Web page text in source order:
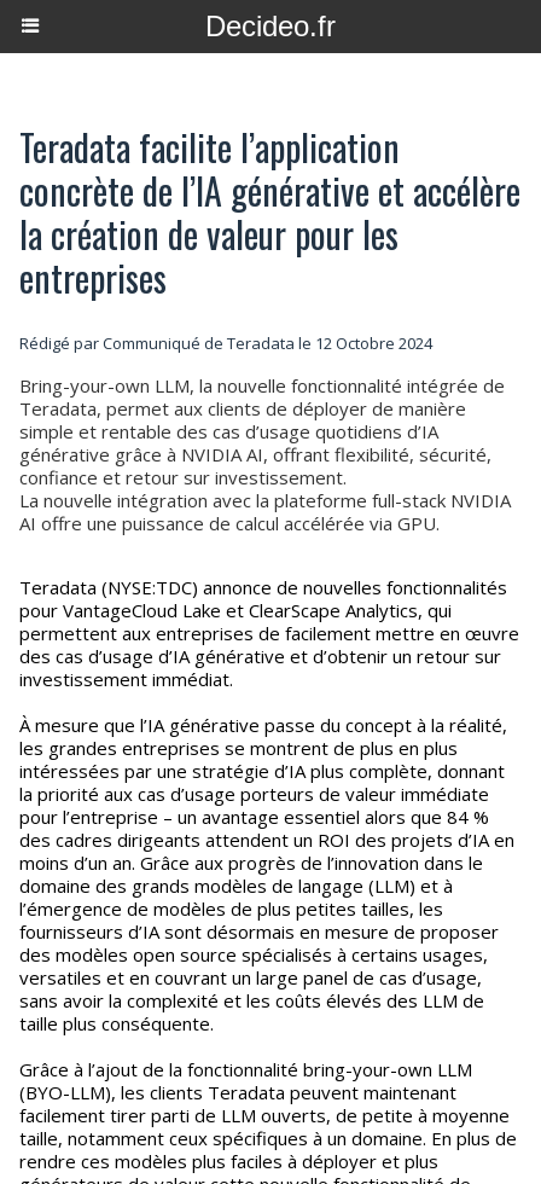
Decideo.fr
Teradata facilite l’application
concrète de l’IA générative et accélère
la création de valeur pour les
entreprises
Rédigé par Communiqué de Teradata le 12 Octobre 2024
Bring-your-own LLM, la nouvelle fonctionnalité intégrée de
Teradata, permet aux clients de déployer de manière
simple et rentable des cas d’usage quotidiens d’IA
générative grâce à NVIDIA AI, offrant flexibilité, sécurité,
confiance et retour sur investissement.
La nouvelle intégration avec la plateforme full-stack NVIDIA
AI offre une puissance de calcul accélérée via GPU.
Teradata (NYSE:TDC) annonce de nouvelles fonctionnalités
pour VantageCloud Lake et ClearScape Analytics, qui
permettent aux entreprises de facilement mettre en œuvre
des cas d’usage d’IA générative et d’obtenir un retour sur
investissement immédiat.
À mesure que l’IA générative passe du concept à la réalité,
les grandes entreprises se montrent de plus en plus
intéressées par une stratégie d’IA plus complète, donnant
la priorité aux cas d’usage porteurs de valeur immédiate
pour l’entreprise – un avantage essentiel alors que 84 %
des cadres dirigeants attendent un ROI des projets d’IA en
moins d’un an. Grâce aux progrès de l’innovation dans le
domaine des grands modèles de langage (LLM) et à
l’émergence de modèles de plus petites tailles, les
fournisseurs d’IA sont désormais en mesure de proposer
des modèles open source spécialisés à certains usages,
versatiles et en couvrant un large panel de cas d’usage,
sans avoir la complexité et les coûts élevés des LLM de
taille plus conséquente.
Grâce à l’ajout de la fonctionnalité bring-your-own LLM
(BYO-LLM), les clients Teradata peuvent maintenant
facilement tirer parti de LLM ouverts, de petite à moyenne
taille, notamment ceux spécifiques à un domaine. En plus de
rendre ces modèles plus faciles à déployer et plus